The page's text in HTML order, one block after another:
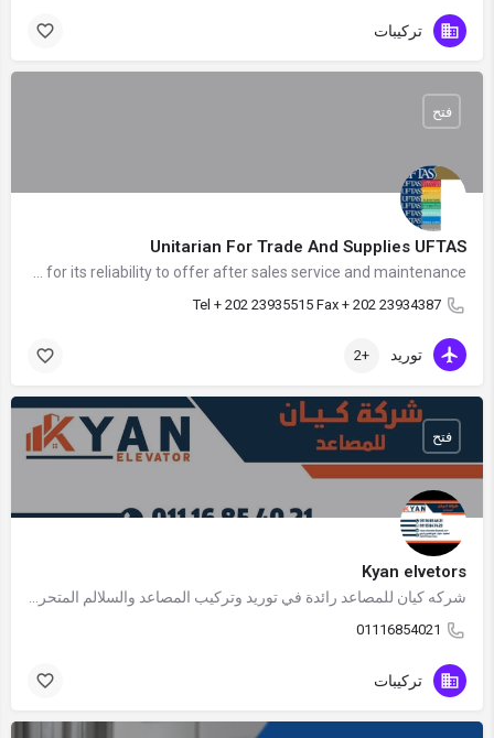
تركيبات
Unitarian For Trade And Supplies UFTAS
Tel + 202 23935515 Fax + 202 23934387
فتح
توريد +2
Kyan elvetors
01116854021
فتح
تركيبات